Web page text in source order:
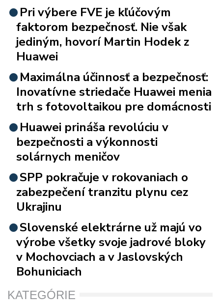
Pri výbere FVE je kľúčovým
faktorom bezpečnosť. Nie však
jediným, hovorí Martin Hodek z
Huawei
Maximálna účinnosť a bezpečnosť:
Inovatívne striedače Huawei menia
trh s fotovoltaikou pre domácnosti
Huawei prináša revolúciu v
bezpečnosti a výkonnosti
solárnych meničov
SPP pokračuje v rokovaniach o
zabezpečení tranzitu plynu cez
Ukrajinu
Slovenské elektrárne už majú vo
výrobe všetky svoje jadrové bloky
v Mochovciach a v Jaslovských
Bohuniciach
KATEGÓRIE